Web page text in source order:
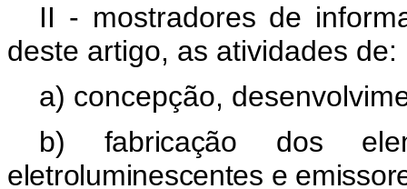
II - mostradores de
deste artigo, as atividades de:
a) concepção,
b) fabricação dos
eletroluminescentes e